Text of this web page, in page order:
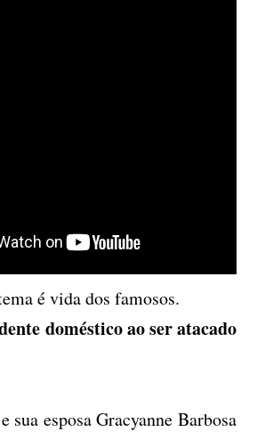
é vida dos famosos.
doméstico ao ser atacado
sua esposa Gracyanne Barbosa